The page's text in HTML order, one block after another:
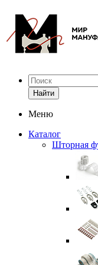
Найти
Меню
Каталог
Шторная